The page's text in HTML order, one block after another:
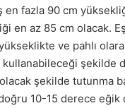
fazla 90 cm
en az 85 cm olacak.
ve pahlı
şekilde
şekilde tutunma
10-15 derece eğik